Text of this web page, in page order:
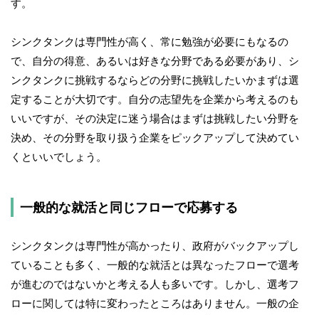
す。
シンクタンクは専門性が高く、常に勉強が必要にもなるの
で、自分の得意、あるいは好きな分野である必要があり、シ
ンクタンクに挑戦するならどの分野に挑戦したいかまずは選
定することが大切です。自分の志望先を企業から考えるのも
いいですが、その決定に迷う場合はまずは挑戦したい分野を
決め、その分野を取り扱う企業をピックアップして決めてい
くといいでしょう。
一般的な就活と同じフローで応募する
シンクタンクは専門性が高かったり、政府がバックアップし
ていることも多く、一般的な就活とは異なったフローで選考
が進むのではないかと考える人も多いです。しかし、選考フ
ローに関しては特に変わったところはありません。一般の企